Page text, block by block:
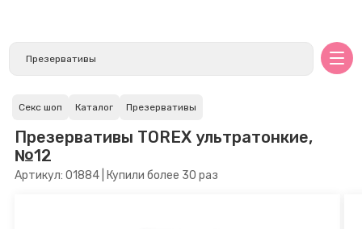
Секс шоп Каталог Презервативы
Презервативы TOREX ультратонкие,
№12
Артикул: 01884 | Купили более 30 раз